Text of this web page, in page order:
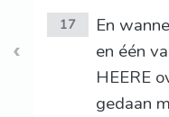
17
En
en één
HEERE
gedaan